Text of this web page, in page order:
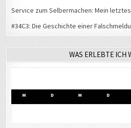
Service zum Selbermachen: Mein letztes
#34C3: Die Geschichte einer
WAS ERLEBTE ICH
M D M D